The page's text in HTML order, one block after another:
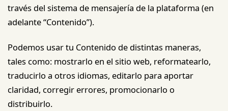
través del sistema de mensajería de la plataforma (en
adelante “Contenido”).
Podemos usar tu Contenido de distintas maneras,
tales como: mostrarlo en el sitio web, reformatearlo,
traducirlo a otros idiomas, editarlo para aportar
claridad, corregir errores, promocionarlo o
distribuirlo.